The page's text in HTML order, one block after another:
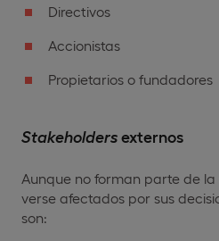
Directivos
Accionistas
Propietarios o fundadores
Stakeholdersexternos
Aunque no forman parte de
verse afectados por sus
son: